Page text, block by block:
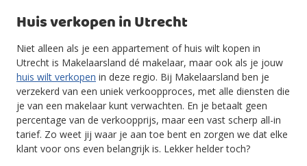
Huis verkopen in Utrecht
Niet alleen als je een appartement of huis wilt kopen in
Utrecht is Makelaarsland dé makelaar, maar ook als je jouw
huis wilt verkopen in deze regio. Bij Makelaarsland ben je
verzekerd van een uniek verkoopproces, met alle diensten die
je van een makelaar kunt verwachten. En je betaalt geen
percentage van de verkoopprijs, maar een vast scherp all-in
tarief. Zo weet jij waar je aan toe bent en zorgen we dat elke
klant voor ons even belangrijk is. Lekker helder toch?